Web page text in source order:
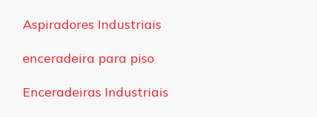
Aspiradores Industriais
enceradeira para piso
Enceradeiras Industriais